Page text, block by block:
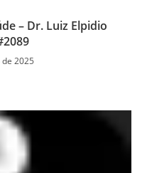
– Dr. Luiz Elpidio
2025